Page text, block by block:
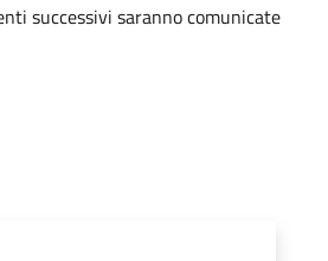
successivi saranno comunicate